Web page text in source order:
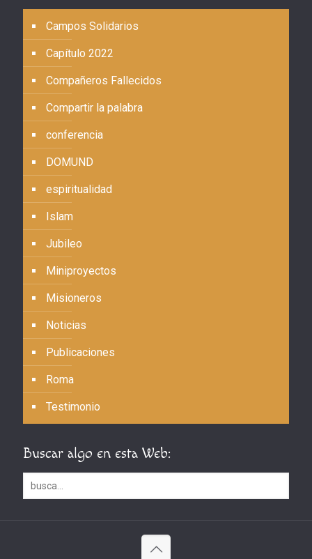
Campos Solidarios
Capítulo 2022
Compañeros Fallecidos
Compartir la palabra
conferencia
DOMUND
espiritualidad
Islam
Jubileo
Miniproyectos
Misioneros
Noticias
Publicaciones
Roma
Testimonio
Buscar algo en esta Web: